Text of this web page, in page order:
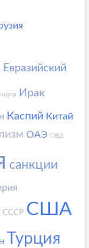
Евразийский
Ирак
Каспий Китай
ОАЭ ОВД
санкции
СССР США
Турция